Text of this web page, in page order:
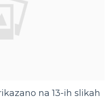
na 13-ih slikah